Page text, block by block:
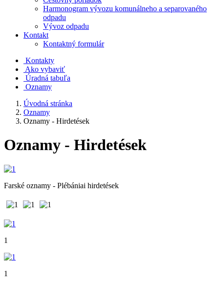
Harmonogram vývozu komunálneho a separovaného
odpadu
Vývoz odpadu
Kontakt
Kontaktný formulár
Kontakty
Ako vybaviť
Úradná tabuľa
Oznamy
Úvodná stránka
Oznamy
Oznamy - Hirdetések
Oznamy - Hirdetések
Farské oznamy - Plébániai hirdetések
1
1